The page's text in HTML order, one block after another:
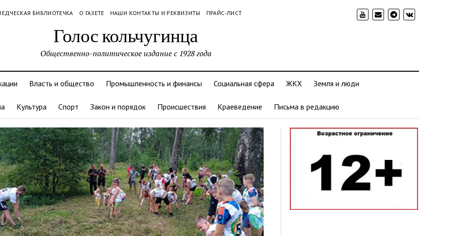
БИБЛИОТЕЧКА О ГАЗЕТЕ НАШИ КОНТАКТЫ И РЕКВИЗИТЫ ПРАЙС-ЛИСТ
Голос кольчугинца
Общественно-политическое издание с 1928 года
Власть и общество Промышленность и финансы Социальная сфера ЖКХ Земля и люди
Культура Спорт Закон и порядок Происшествия Краеведение Письма в редакцию